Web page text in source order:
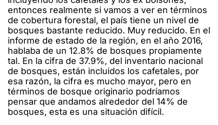
entonces realmente si vamos a ver en términos
de cobertura forestal, el país tiene un nivel de
bosques bastante reducido. Muy reducido. En el
informe de estado de la región, en el año 2016,
hablaba de un 12.8% de bosques propiamente
tal. En la cifra de 37.9%, del inventario nacional
de bosques, están incluidos los cafetales, por
esa razón, la cifra es mucho mayor, pero en
términos de bosque originario podríamos
pensar que andamos alrededor del 14% de
bosques, esta es una situación difícil.